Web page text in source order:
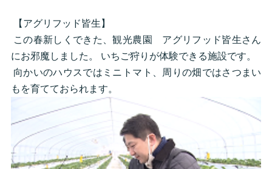
【アグリフッド皆生】
この春新しくできた、観光農園 アグリフッド皆生さん
にお邪魔しました。 いちご狩りが体験できる施設です。
向かいのハウスではミニトマト、周りの畑ではさつまい
もを育てておられます。